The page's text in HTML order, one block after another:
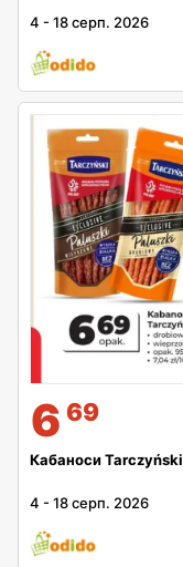
4 -18 серп. 2026
6 69
Кабаноси Tarczyński
4 -18 серп. 2026